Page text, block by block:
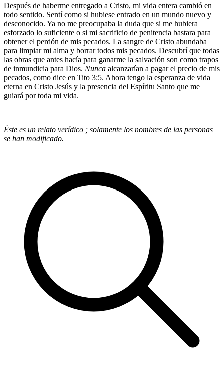
Después de haberme entregado a Cristo, mi vida entera cambió en
todo sentido. Sentí como si hubiese entrado en un mundo nuevo y
desconocido. Ya no me preocupaba la duda que si me hubiera
esforzado lo suficiente o si mi sacrificio de penitencia bastara para
obtener el perdón de mis pecados. La sangre de Cristo abundaba
para limpiar mi alma y borrar todos mis pecados. Descubrí que todas
las obras que antes hacía para ganarme la salvación son como trapos
de inmundicia para Dios. Nunca alcanzarían a pagar el precio de mis
pecados, como dice en Tito 3:5. Ahora tengo la esperanza de vida
eterna en Cristo Jesús y la presencia del Espíritu Santo que me
guiará por toda mi vida.
Éste es un relato verídico ; solamente los nombres de las personas
se han modificado.